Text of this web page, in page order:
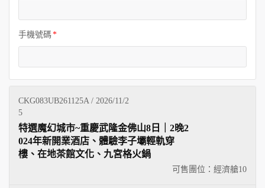
手機號碼
CKG083UB261125A / 2026/11/2
5
可售團位：經濟艙10
特選魔幻城市~重慶武隆金佛山8日｜2晚2
024年新開業酒店、體驗李子壩輕軌穿
樓、在地茶館文化、九宮格火鍋